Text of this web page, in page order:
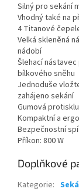
Silný pro sekání
Vhodný také na
4 Titanové
Velká skleněná
nádobí
Šlehací
bílkového sněhu
Jednoduše
zahájeno sekání
Gumová
Kompaktní a
Bezpečnostní
Příkon: 800 W
Doplňkové
Kategorie: